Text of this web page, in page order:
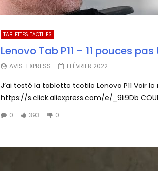
TABLETTES TACTILES
Lenovo Tab P11 – 11 pouces
AVIS-EXPRESS 1 FÉVRIER 2022
J’ai testé la tablette tactile Lenovo P11 Voir le
https://s.click.aliexpress.com/e/_9Ii9Db
0 393 0